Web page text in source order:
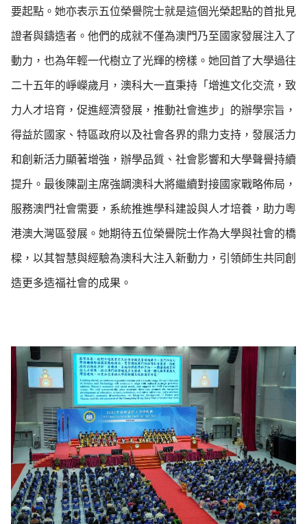
要起點。她亦表示五位榮譽院士就是這個光榮起點的首批見
證者與鑄造者。他們的成就不僅為澳門乃至國家發展注入了
動力，也為年輕一代樹立了光輝的榜樣。她回首了大學過往
二十五年的崢嶸歲月，澳科大一直秉持「增進文化交流，致
力人才培育，促進經濟發展，推動社會進步」的辦學宗旨，
得益於國家、特區政府以及社會各界的鼎力支持，發展活力
和創新活力顯著增強，辦學品質、社會影響和大學聲譽持續
提升。最後陳副主席強調澳科大將繼續對接國家戰略佈局，
服務澳門社會需要，系統推進學科建設與人才培養，助力粵
港澳大灣區發展。她期待五位榮譽院士作為大學與社會的橋
樑，以其智慧與經驗為澳科大注入新動力，引領師生共同創
造更多造福社會的成果。